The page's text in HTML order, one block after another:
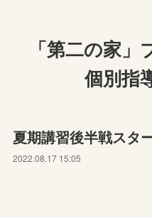
「第二の家
個別指
夏期講習後半戦スタ
2022.08.17 15:05